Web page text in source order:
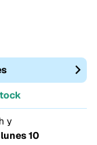
y
10